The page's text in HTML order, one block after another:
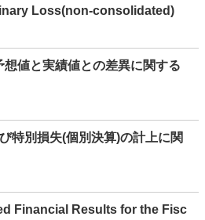
Loss(non-consolidated)
値と実績値との差異に関する
特別損失(個別決算)の計上に関
Financial Results for the Fisc